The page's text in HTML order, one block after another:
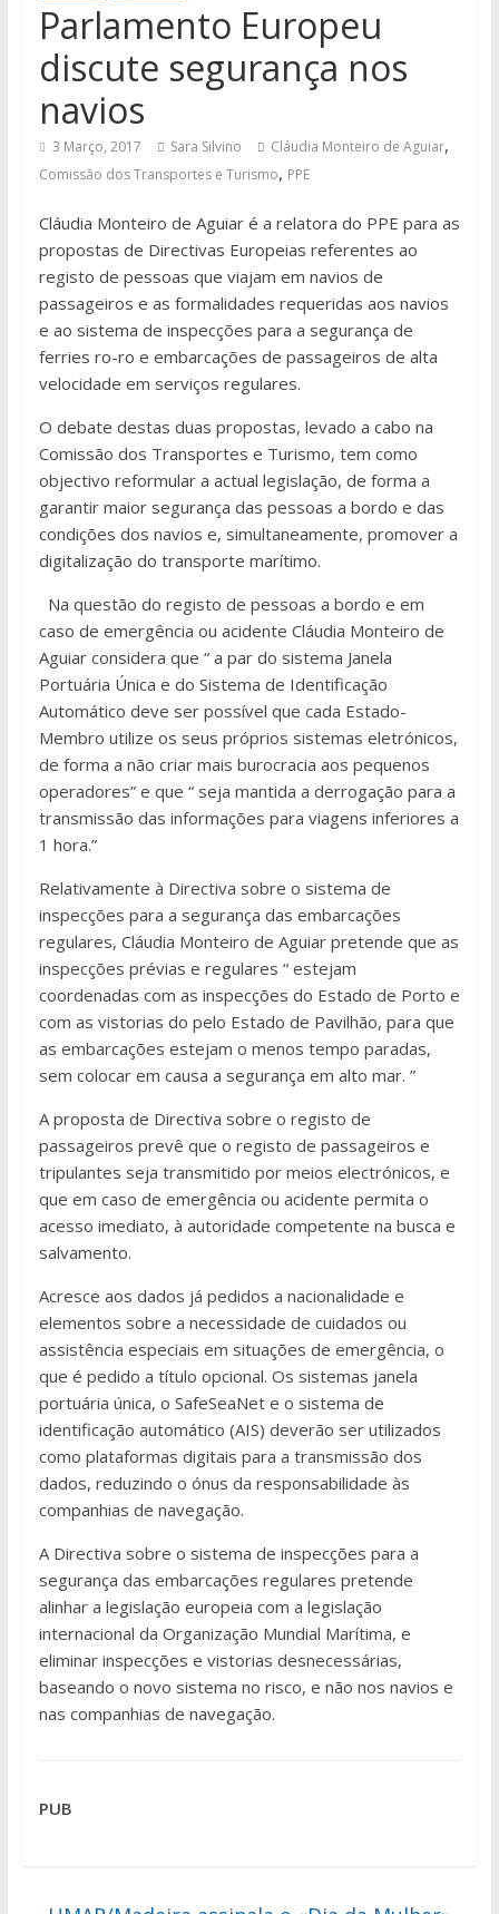
Parlamento Europeu
discute segurança nos
navios
3 Março, 2017 Sara Silvino Cláudia Monteiro de Aguiar,
Comissão dos Transportes e Turismo, PPE
Cláudia Monteiro de Aguiar é a relatora do PPE para as
propostas de Directivas Europeias referentes ao
registo de pessoas que viajam em navios de
passageiros e as formalidades requeridas aos navios
e ao sistema de inspecções para a segurança de
ferries ro-ro e embarcações de passageiros de alta
velocidade em serviços regulares.
O debate destas duas propostas, levado a cabo na
Comissão dos Transportes e Turismo, tem como
objectivo reformular a actual legislação, de forma a
garantir maior segurança das pessoas a bordo e das
condições dos navios e, simultaneamente, promover a
digitalização do transporte marítimo.
Na questão do registo de pessoas a bordo e em
caso de emergência ou acidente Cláudia Monteiro de
Aguiar considera que “ a par do sistema Janela
Portuária Única e do Sistema de Identificação
Automático deve ser possível que cada Estado-
Membro utilize os seus próprios sistemas eletrónicos,
de forma a não criar mais burocracia aos pequenos
operadores” e que “ seja mantida a derrogação para a
transmissão das informações para viagens inferiores a
1 hora.”
Relativamente à Directiva sobre o sistema de
inspecções para a segurança das embarcações
regulares, Cláudia Monteiro de Aguiar pretende que as
inspecções prévias e regulares “ estejam
coordenadas com as inspecções do Estado de Porto e
com as vistorias do pelo Estado de Pavilhão, para que
as embarcações estejam o menos tempo paradas,
sem colocar em causa a segurança em alto mar. ”
A proposta de Directiva sobre o registo de
passageiros prevê que o registo de passageiros e
tripulantes seja transmitido por meios electrónicos, e
que em caso de emergência ou acidente permita o
acesso imediato, à autoridade competente na busca e
salvamento.
Acresce aos dados já pedidos a nacionalidade e
elementos sobre a necessidade de cuidados ou
assistência especiais em situações de emergência, o
que é pedido a título opcional. Os sistemas janela
portuária única, o SafeSeaNet e o sistema de
identificação automático (AIS) deverão ser utilizados
como plataformas digitais para a transmissão dos
dados, reduzindo o ónus da responsabilidade às
companhias de navegação.
A Directiva sobre o sistema de inspecções para a
segurança das embarcações regulares pretende
alinhar a legislação europeia com a legislação
internacional da Organização Mundial Marítima, e
eliminar inspecções e vistorias desnecessárias,
baseando o novo sistema no risco, e não nos navios e
nas companhias de navegação.
PUB